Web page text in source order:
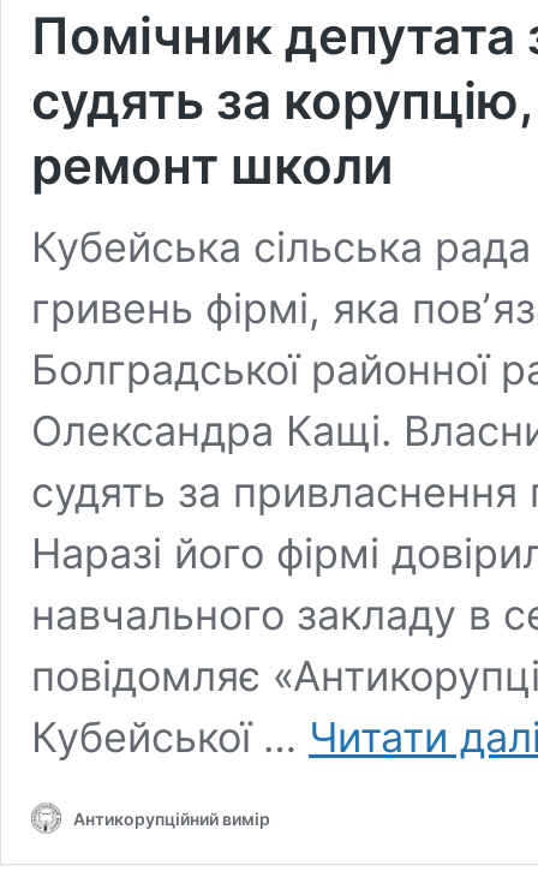
Помічник
судять за
ремонт школи
Кубейська сільська
гривень фірмі, яка
Болградської районної
Олександра Кащі.
судять за
Наразі його фірмі
навчального закладу в
повідомляє
Кубейської … Читати
Антикорупційний вимір